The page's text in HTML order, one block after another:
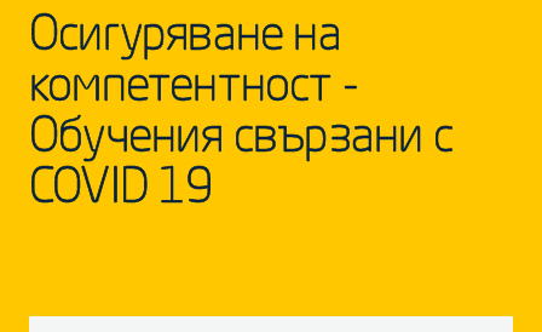
Осигуряване на
компетентност -
Обучения свързани с
COVID 19